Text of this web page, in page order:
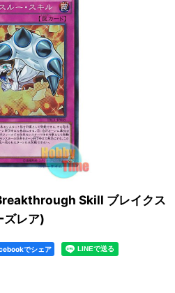
Skill ブレイクス
ズレア)
でシェア